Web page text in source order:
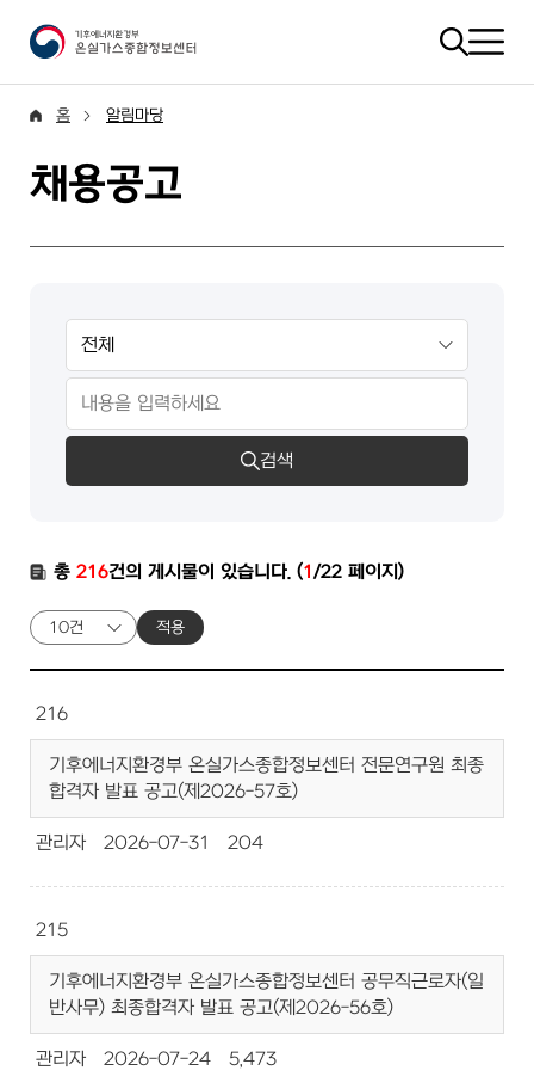
홈 알림마당
채용공고
검색
총 216건의 게시물이 있습니다. (1/22 페이지)
적용
216
기후에너지환경부 온실가스종합정보센터 전문연구원 최종
합격자 발표 공고(제2026-57호)
관리자 2026-07-31 204
215
기후에너지환경부 온실가스종합정보센터 공무직근로자(일
반사무) 최종합격자 발표 공고(제2026-56호)
관리자 2026-07-24 5,473